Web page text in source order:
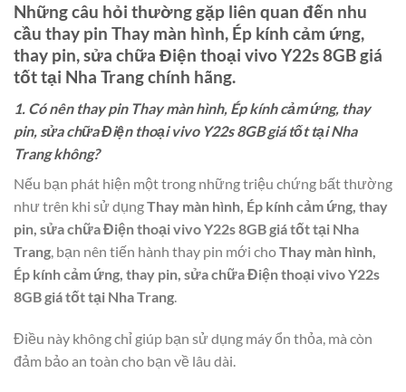
Những câu hỏi thường gặp liên quan đến nhu
cầu thay pin Thay màn hình, Ép kính cảm ứng,
thay pin, sửa chữa Điện thoại vivo Y22s 8GB giá
tốt tại Nha Trangchính hãng.
1. Có nên thay pin Thay màn hình, Ép kính cảm ứng, thay
pin, sửa chữa Điện thoại vivo Y22s 8GB giá tốt tại Nha
Trang không?
Nếu bạn phát hiện một trong những triệu chứng bất thường
như trên khi sử dụngThay màn hình, Ép kính cảm ứng, thay
pin, sửa chữa Điện thoại vivo Y22s 8GB giá tốt tại Nha
Trang, bạn nên tiến hành thay pin mới choThay màn hình,
Ép kính cảm ứng, thay pin, sửa chữa Điện thoại vivo Y22s
8GB giá tốt tại Nha Trang.
Điều này không chỉ giúp bạn sử dụng máy ổn thỏa, mà còn
đảm bảo an toàn cho bạn về lâu dài.